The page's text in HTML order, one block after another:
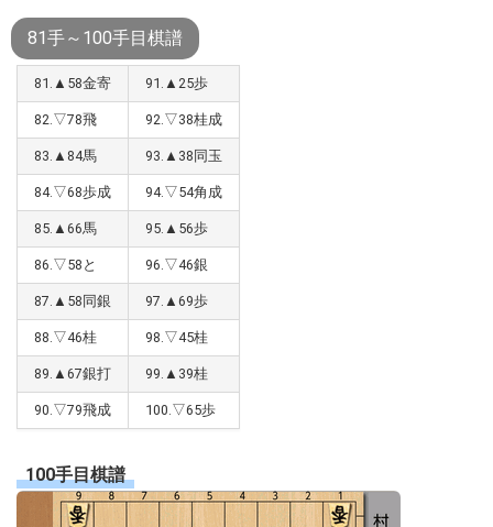
81手～100手目棋譜
81.▲58金寄 91.▲25歩
82.▽78飛 92.▽38桂成
83.▲84馬 93.▲38同玉
84.▽68歩成 94.▽54角成
85.▲66馬 95.▲56歩
86.▽58と 96.▽46銀
87.▲58同銀 97.▲69歩
88.▽46桂 98.▽45桂
89.▲67銀打 99.▲39桂
90.▽79飛成 100.▽65歩
100手目棋譜